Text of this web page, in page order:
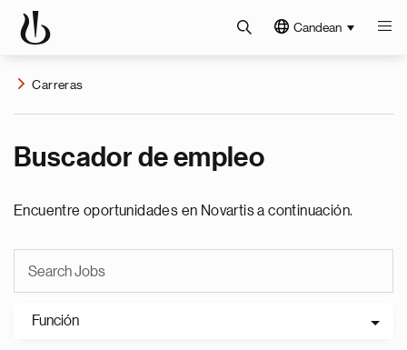
Candean
Carreras
Buscador de empleo
Encuentre oportunidades en Novartis a continuación.
Función